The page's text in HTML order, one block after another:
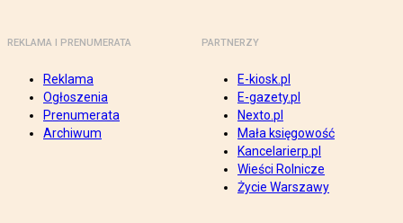
REKLAMA I PRENUMERATA
Reklama
Ogłoszenia
Prenumerata
Archiwum
PARTNERZY
E-kiosk.pl
E-gazety.pl
Nexto.pl
Mała księgowość
Kancelarierp.pl
Wieści Rolnicze
Życie Warszawy